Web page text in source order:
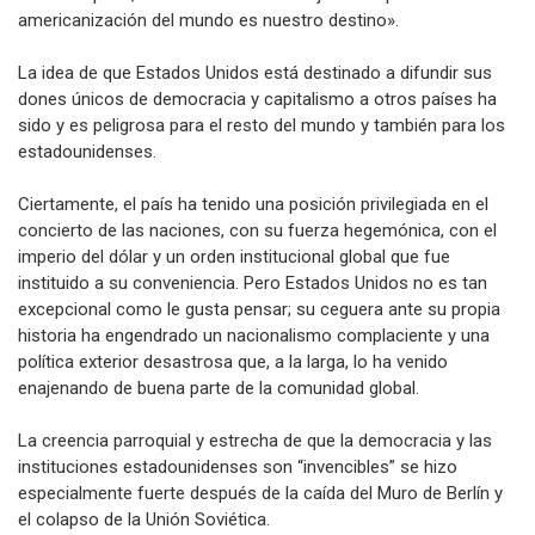
contra España, Theodore Roosevelt dijo estas palabras: «la
La idea de que Estados Unidos está destinado a difundir sus
dones únicos de democracia y capitalismo a otros países ha
sido y es peligrosa para el resto del mundo y también para los
Ciertamente, el país ha tenido una posición privilegiada en el
concierto de las naciones, con su fuerza hegemónica, con el
imperio del dólar y un orden institucional global que fue
instituido a su conveniencia. Pero Estados Unidos no es tan
excepcional como le gusta pensar; su ceguera ante su propia
historia ha engendrado un nacionalismo complaciente y una
política exterior desastrosa que, a la larga, lo ha venido
La creencia parroquial y estrecha de que la democracia y las
instituciones estadounidenses son “invencibles” se hizo
especialmente fuerte después de la caída del Muro de Berlín y